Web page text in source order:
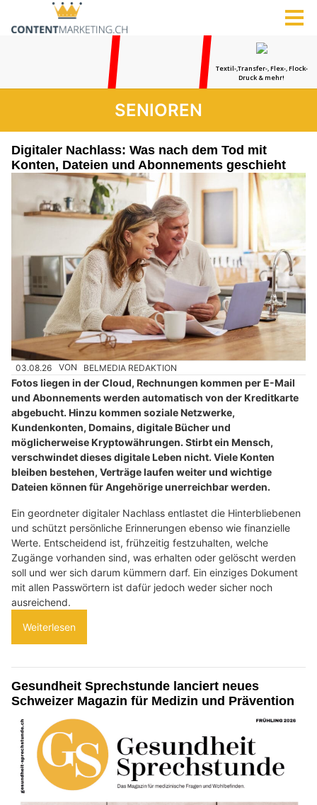
SENIOREN
Digitaler Nachlass: Was nach dem Tod mit
Konten, Dateien und Abonnements geschieht
03.08.26 VON BELMEDIA REDAKTION
Fotos liegen in der Cloud, Rechnungen kommen per E-Mail
und Abonnements werden automatisch von der Kreditkarte
abgebucht. Hinzu kommen soziale Netzwerke,
Kundenkonten, Domains, digitale Bücher und
möglicherweise Kryptowährungen. Stirbt ein Mensch,
verschwindet dieses digitale Leben nicht. Viele Konten
bleiben bestehen, Verträge laufen weiter und wichtige
Dateien können für Angehörige unerreichbar werden.
Ein geordneter digitaler Nachlass entlastet die Hinterbliebenen
und schützt persönliche Erinnerungen ebenso wie finanzielle
Werte. Entscheidend ist, frühzeitig festzuhalten, welche
Zugänge vorhanden sind, was erhalten oder gelöscht werden
soll und wer sich darum kümmern darf. Ein einziges Dokument
mit allen Passwörtern ist dafür jedoch weder sicher noch
ausreichend.
Weiterlesen
Gesundheit Sprechstunde lanciert neues
Schweizer Magazin für Medizin und Prävention